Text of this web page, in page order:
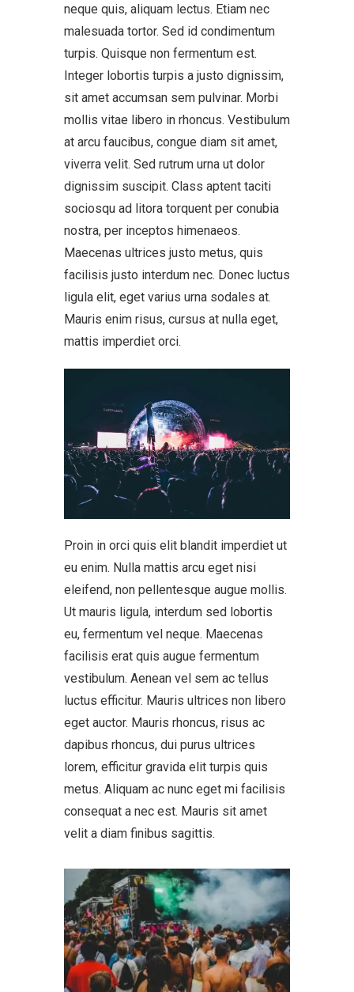
neque quis, aliquam lectus. Etiam nec
malesuada tortor. Sed id condimentum
turpis. Quisque non fermentum est.
Integer lobortis turpis a justo dignissim,
sit amet accumsan sem pulvinar. Morbi
mollis vitae libero in rhoncus. Vestibulum
at arcu faucibus, congue diam sit amet,
viverra velit. Sed rutrum urna ut dolor
dignissim suscipit. Class aptent taciti
sociosqu ad litora torquent per conubia
nostra, per inceptos himenaeos.
Maecenas ultrices justo metus, quis
facilisis justo interdum nec. Donec luctus
ligula elit, eget varius urna sodales at.
Mauris enim risus, cursus at nulla eget,
mattis imperdiet orci.
Proin in orci quis elit blandit imperdiet ut
eu enim. Nulla mattis arcu eget nisi
eleifend, non pellentesque augue mollis.
Ut mauris ligula, interdum sed lobortis
eu, fermentum vel neque. Maecenas
facilisis erat quis augue fermentum
vestibulum. Aenean vel sem ac tellus
luctus efficitur. Mauris ultrices non libero
eget auctor. Mauris rhoncus, risus ac
dapibus rhoncus, dui purus ultrices
lorem, efficitur gravida elit turpis quis
metus. Aliquam ac nunc eget mi facilisis
consequat a nec est. Mauris sit amet
velit a diam finibus sagittis.